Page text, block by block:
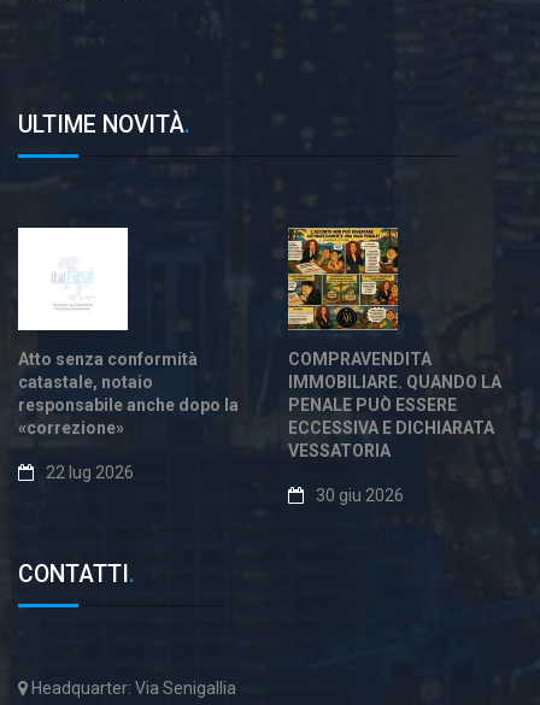
ULTIME NOVITÀ.
Atto senza conformità
catastale, notaio
responsabile anche dopo la
«correzione»
22 lug 2026
COMPRAVENDITA
IMMOBILIARE. QUANDO LA
PENALE PUÒ ESSERE
ECCESSIVA E DICHIARATA
VESSATORIA
30 giu 2026
CONTATTI .
Headquarter: Via Senigallia